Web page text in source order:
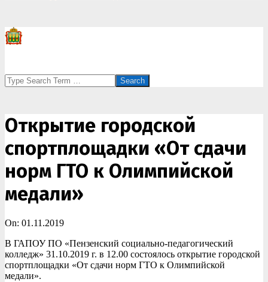
Search
Открытие городской
спортплощадки «От сдачи
норм ГТО к Олимпийской
медали»
On: 01.11.2019
В ГАПОУ ПО «Пензенский социально-педагогический
колледж» 31.10.2019 г. в 12.00 состоялось открытие городской
спортплощадки «От сдачи норм ГТО к Олимпийской
медали».